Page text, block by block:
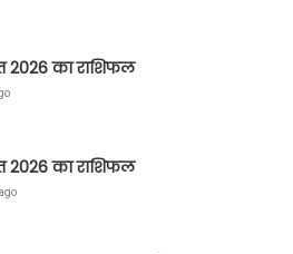
2026 का राशिफल
2026 का राशिफल